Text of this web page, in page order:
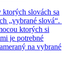
slovách sa
„vybrané slová“.
ktorých si
je potrebné
na vybrané